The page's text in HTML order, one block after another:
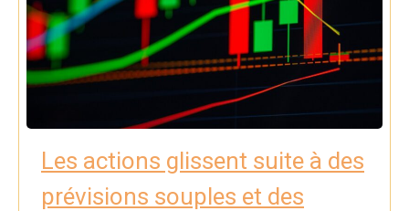
Les actions glissent suite à des
prévisions souples et des